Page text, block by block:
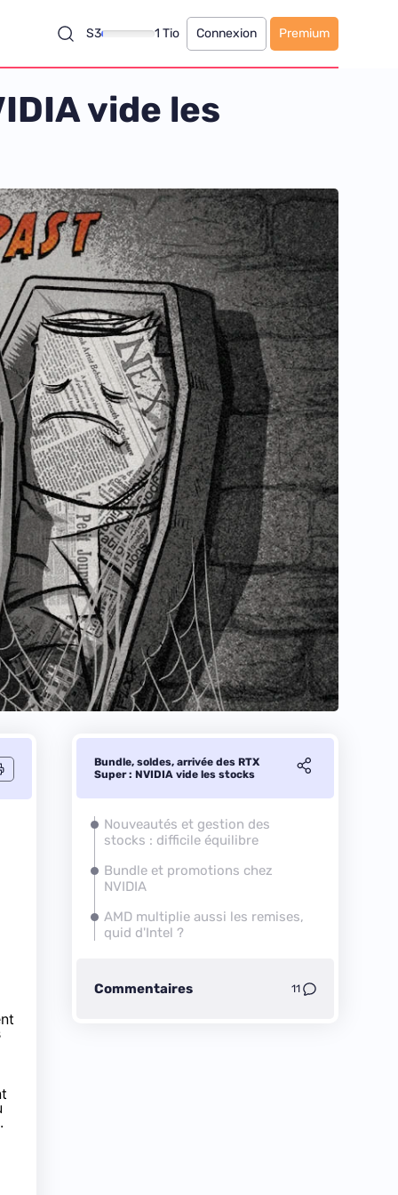
S3 1 Tio Connexion Premium
vide les
Bundle, soldes, arrivée des RTX
Super : NVIDIA vide les stocks
Nouveautés et gestion des
stocks : difficile équilibre
Bundle et promotions chez
NVIDIA
AMD multiplie aussi les remises,
quid d'Intel ?
Commentaires 11